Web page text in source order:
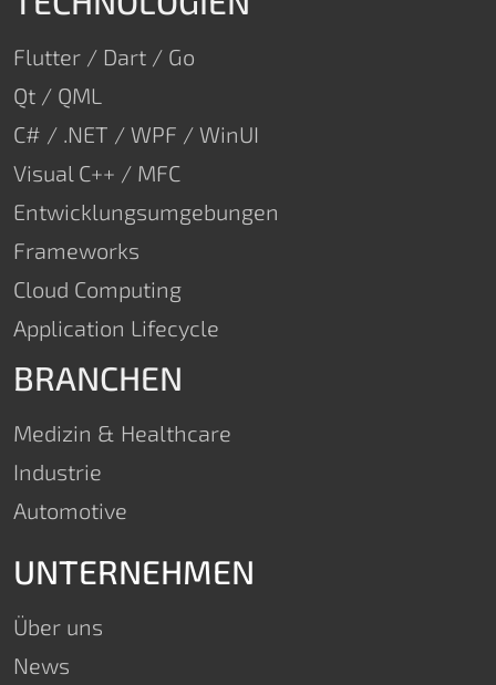
Flutter / Dart / Go
Qt / QML
C# / .NET / WPF / WinUI
Visual C++ / MFC
Entwicklungsumgebungen
Frameworks
Cloud Computing
Application Lifecycle
BRANCHEN
Medizin & Healthcare
Industrie
Automotive
UNTERNEHMEN
Über uns
News